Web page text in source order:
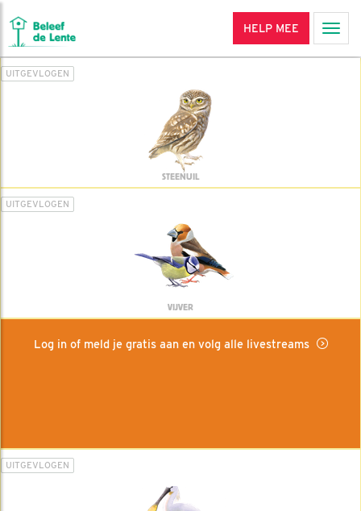
HELP MEE
UITGEVLOGEN
STEENUIL
UITGEVLOGEN
VIJVER
Log in of meld je gratis aan en volg alle livestreams
UITGEVLOGEN